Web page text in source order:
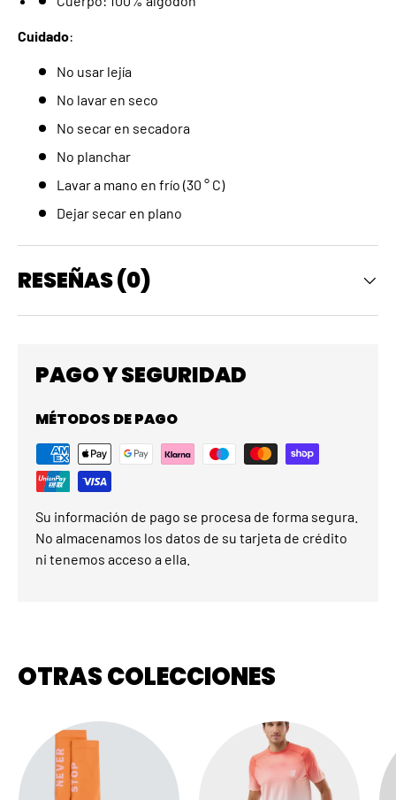
Cuidado:
No usar lejía
No lavar en seco
No secar en secadora
No planchar
Lavar a mano en frío (30 ° C)
Dejar secar en plano
RESEÑAS (0)
PAGO Y SEGURIDAD
MÉTODOS DE PAGO
Su información de pago se procesa de forma segura.
No almacenamos los datos de su tarjeta de crédito
ni tenemos acceso a ella.
OTRAS COLECCIONES